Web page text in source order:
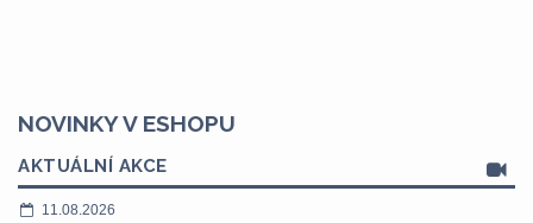
NOVINKY V ESHOPU
AKTUÁLNÍ AKCE
11.08.2026